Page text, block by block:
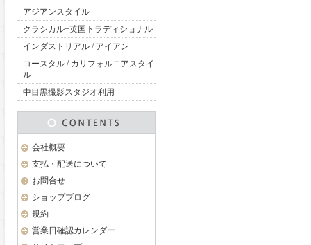
アジアンスタイル
クラシカル+英国トラディショナル
インダストリアル / アイアン
コースタル / カリフォルニアスタイ
ル
中目黒撮影スタジオ利用
会社概要
支払・配送について
お問合せ
ショップブログ
規約
営業日確認カレンダー